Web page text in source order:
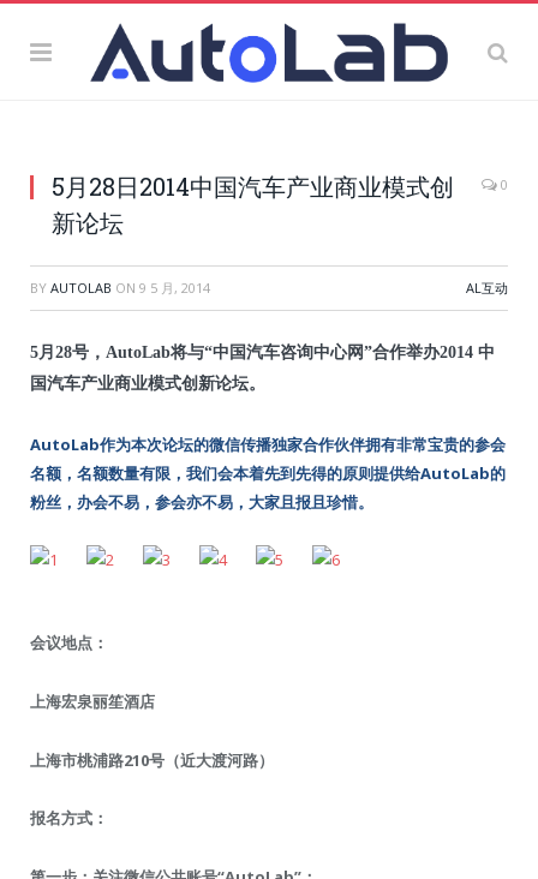
5月28日2014中国汽车产业商业模式创
新论坛
0
BY AUTOLAB ON 9 5 月, 2014 AL互动
5月28号，AutoLab将与“中国汽车咨询中心网”合作举办2014 中
国汽车产业商业模式创新论坛。
AutoLab作为本次论坛的微信传播独家合作伙伴拥有非常宝贵的参会
名额，名额数量有限，我们会本着先到先得的原则提供给AutoLab的
粉丝，办会不易，参会亦不易，大家且报且珍惜。
会议地点：
上海宏泉丽笙酒店
上海市桃浦路210号（近大渡河路）
报名方式：